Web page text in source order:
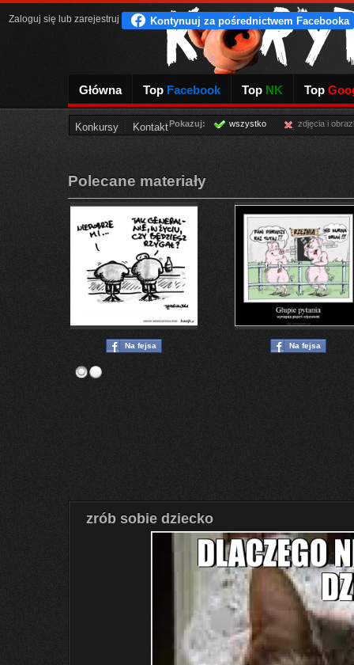
Główna Top Facebook Top NK Top
Konkursy Kontakt
Zaloguj się lub zarejestruj
Pokazuj: wszystko zdjęcia i
Polecane materiały
Na fejsa Na fejsa
zrób sobie dziecko